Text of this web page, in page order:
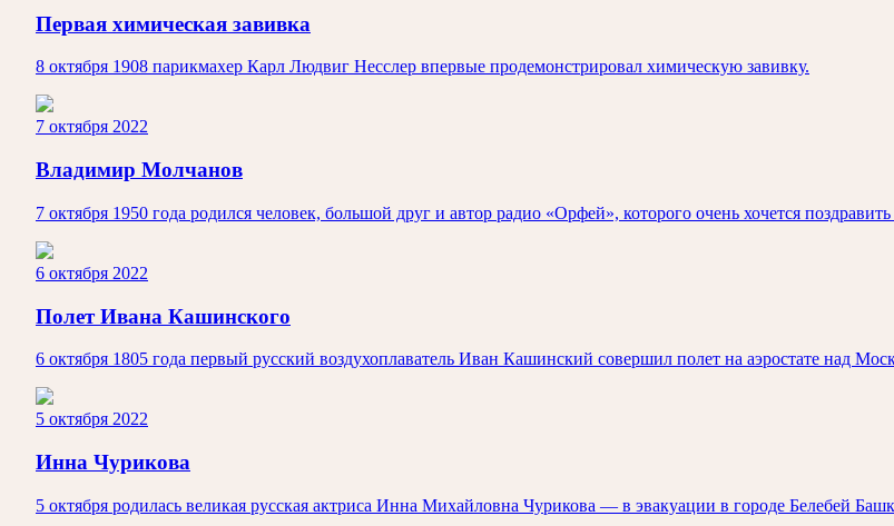
Первая химическая завивка
8 октября 1908 парикмахер Карл Людвиг Несслер впервые продемонстрировал химическую завивку.
7 октября 2022
Владимир Молчанов
7 октября 1950 года родился человек, большой друг и автор радио «Орфей», которого очень хочется
6 октября 2022
Полет Ивана Кашинского
6 октября 1805 года первый русский воздухоплаватель Иван Кашинский совершил полет на аэростате над
5 октября 2022
Инна Чурикова
5 октября родилась великая русская актриса Инна Михайловна Чурикова — в эвакуации в городе Белебей